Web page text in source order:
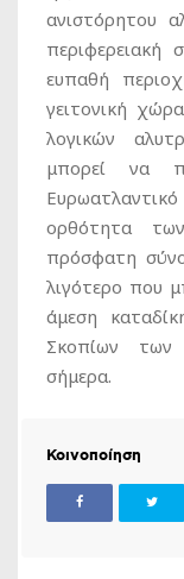
ανιστόρητου
περιφερειακή
ευπαθή
γειτονική
λογικών
μπορεί να
ορθότητα
πρόσφατη
λιγότερο που
άμεση
Σκοπίων των
σήμερα.
Κοινοποίηση